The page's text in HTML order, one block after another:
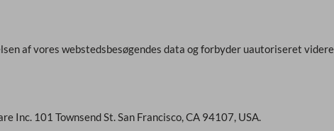
af vores webstedsbesøgendes data og forbyder uautoriseret
101 Townsend St. San Francisco, CA 94107, USA.